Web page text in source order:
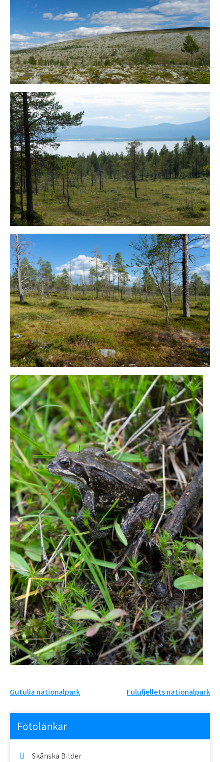
Inläggsnavigering
Gutulia nationalpark Fulufjellets nationalpark
Fotolänkar
Skånska Bilder